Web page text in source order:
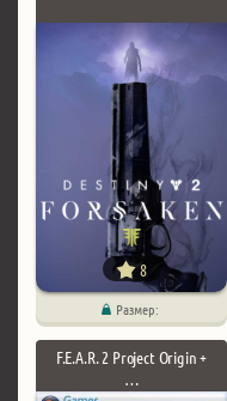
8
Размер:
F.E.A.R. 2 Project Origin +
…